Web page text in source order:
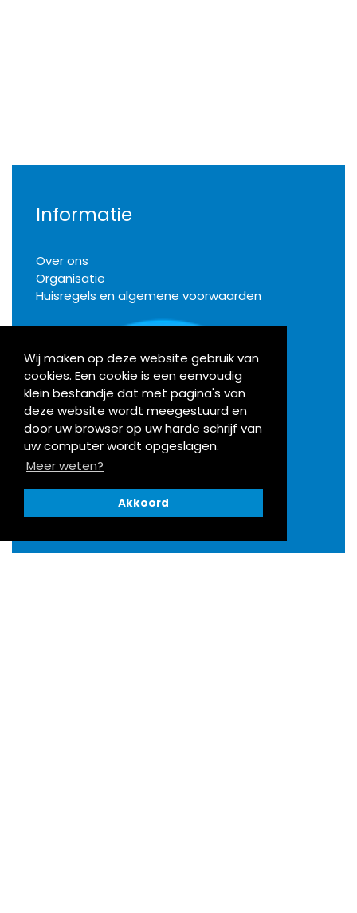
Wij maken op deze website gebruik van
cookies. Een cookie is een eenvoudig
klein bestandje dat met pagina's van
deze website wordt meegestuurd en
door uw browser op uw harde schrijf van
uw computer wordt opgeslagen.
Meer weten?
Akkoord
Informatie
Over ons
Organisatie
Huisregels en algemene voorwaarden
Klachten
Activiteiten